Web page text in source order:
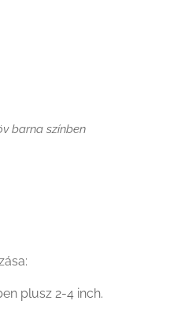
barna színben
plusz 2-4 inch.